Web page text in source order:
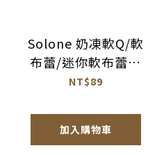
Solone 奶凍軟Q/軟
布蕾/迷你軟布蕾生
粉撲 單入/2入 公司
NT$89
加入購物車